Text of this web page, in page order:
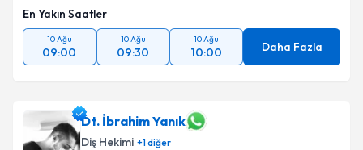
En Yakın Saatler
10 Ağu
09:00
10 Ağu
09:30
10 Ağu
10:00 Daha Fazla
Dt. İbrahim Yanık
Diş Hekimi +1diğer